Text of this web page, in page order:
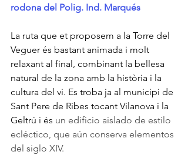
rodona del Polig. Ind. Marqués
La ruta que et proposem a la Torre del
Veguer és bastant animada i molt
relaxant al final, combinant la bellesa
natural de la zona amb la història i la
cultura del vi. Es troba ja al municipi de
Sant Pere de Ribes tocant Vilanova i la
Geltrú i és un edificio aislado de estilo
ecléctico, que aún conserva elementos
del siglo XIV.